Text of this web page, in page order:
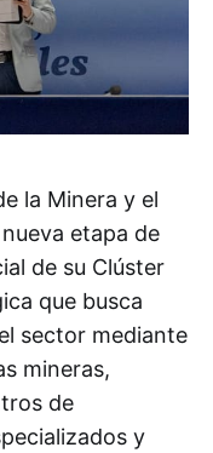
la Minera y el
etapa de
de su Clúster
que busca
sector mediante
mineras,
de
y